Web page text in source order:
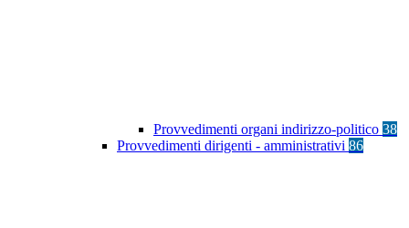
Provvedimenti organi indirizzo-politico 38
Provvedimenti dirigenti - amministrativi 86